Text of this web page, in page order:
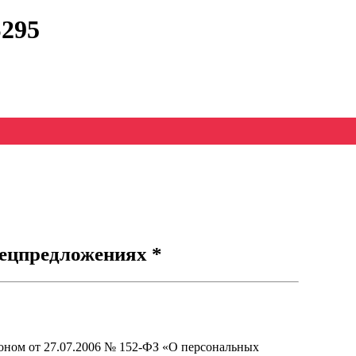
*
от 27.07.2006 № 152-ФЗ «О персональных